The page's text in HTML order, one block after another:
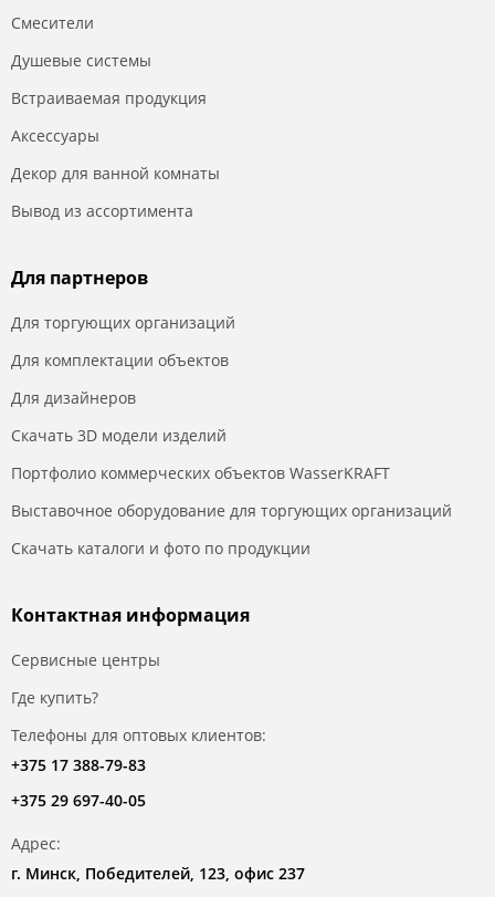
Смесители
Душевые системы
Встраиваемая продукция
Аксессуары
Декор для ванной комнаты
Вывод из ассортимента
Для партнеров
Для торгующих организаций
Для комплектации объектов
Для дизайнеров
Скачать 3D модели изделий
Портфолио коммерческих объектов WasserKRAFT
Выставочное оборудование для торгующих организаций
Скачать каталоги и фото по продукции
Контактная информация
Сервисные центры
Где купить?
Телефоны для оптовых клиентов:
+375 17 388-79-83
+375 29 697-40-05
Адрес:
г. Минск, Победителей, 123, офис 237